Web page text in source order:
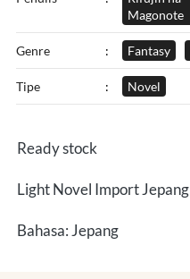
Magonote
Genre : Fantasy
Tipe : Novel
Ready stock
Light Novel Import Jepang
Bahasa: Jepang